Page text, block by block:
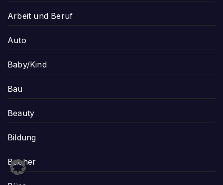
Arbeit und Beruf
Auto
Baby/Kind
Bau
Beauty
Bildung
Bücher